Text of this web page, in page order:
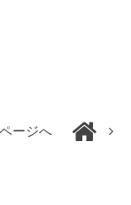
ージへ